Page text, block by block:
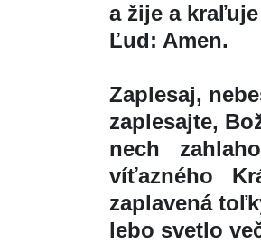
a žije a
Ľud: Amen.
Zaplesaj,
zaplesajte,
nech
víťazného
zaplavená
lebo svetlo